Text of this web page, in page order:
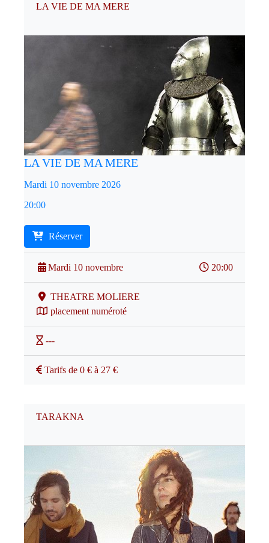
LA VIE DE MA MERE
LA VIE DE MA MERE
Mardi 10 novembre 2026
20:00
Réserver
Mardi 10 novembre 20:00
THEATRE MOLIERE
placement numéroté
---
Tarifs de 0 € à 27 €
TARAKNA